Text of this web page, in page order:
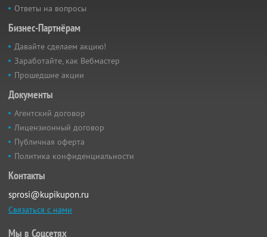
Ответы на вопросы
Бизнес-Партнёрам
Давайте сделаем акцию!
Заработайте, как Вебмастер
Прошедшие акции
Документы
Агентский договор
Лицензионный договор
Публичная оферта
Политика конфиденциальности
Контакты
sprosi@kupikupon.ru
Связаться с нами
Мы в Соцсетях